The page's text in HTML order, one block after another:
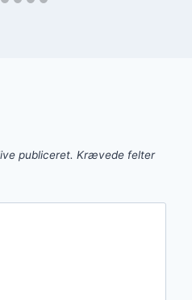
publiceret. Krævede felter